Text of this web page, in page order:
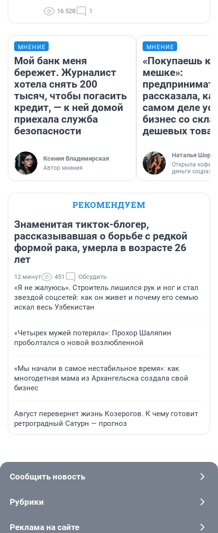
16 528 1
МНЕНИЕ
Мой банк меня
бережет. Журналист
хотела снять 200
тысяч, чтобы погасить
кредит, — к ней домой
приехала служба
безопасности
Ксения Владимирская
Автор мнения
МНЕНИЕ
«Покупаешь
мешке»:
рассказала,
самом деле
бизнес со
дешевых
Наталья
Открыла
деньги
РЕКОМЕНДУЕМ
Знаменитая тикток-блогер,
рассказывавшая о борьбе с редкой
формой рака, умерла в возрасте 26
лет
12 минут 451 Обсудить
«Я не жалуюсь». Строитель лишился рук и ног и стал
звездой соцсетей: как он живет и почему его семью
искал весь Узбекистан
«Четырех мужей потеряла»: Прохор Шаляпин
проболтался о новой возлюбленной
«Мы начали в самое нестабильное время»: как
многодетная мама из Архангельска создала свой
бизнес
Август перевернет жизнь Козерогов. К чему готовит
ретроградный Сатурн — прогноз
Сообщить новость
Рубрики
Реклама на сайте